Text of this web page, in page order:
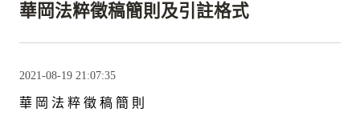
✨新刊通知！華岡法粹最新第78期已上線
✨
華岡法粹徵稿簡則及引註格式
2021-08-19 21:07:35
華 岡 法 粹 徵 稿 簡 則